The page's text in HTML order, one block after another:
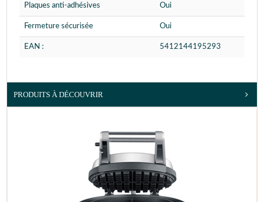
Plaques anti-adhésives Oui
Fermeture sécurisée Oui
EAN : 5412144195293
PRODUITS À DÉCOUVRIR